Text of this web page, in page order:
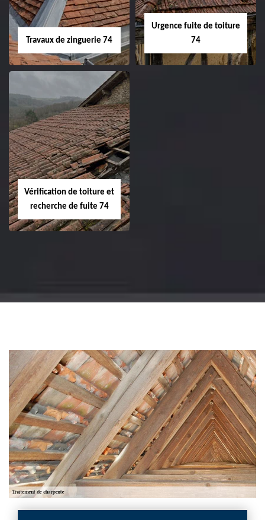
Travaux de zinguerie 74
Urgence fuite de toiture
74
Vérification de toiture et
recherche de fuite 74